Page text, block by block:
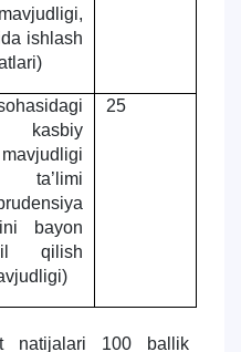
ishlash
ta’limi
bayon
qilish
25
natijalari 100 ballik